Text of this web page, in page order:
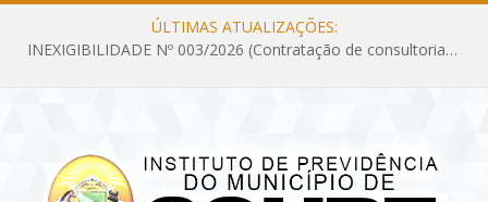
ÚLTIMAS ATUALIZAÇÕES:
INEXIGIBILIDADE Nº 003/2026 (Contratação de consultoria previdenciária com finalidade de obtenção do CRP, confecção dos demonstrativos previdenciários DAIR, DIPR e DPIN, preparar e alimentar o CADPREV, em atendimento às demandas do Instituto de Previdência dos Servidores do Município de Soure – IPSMS, por um período de 10 (dez) meses)